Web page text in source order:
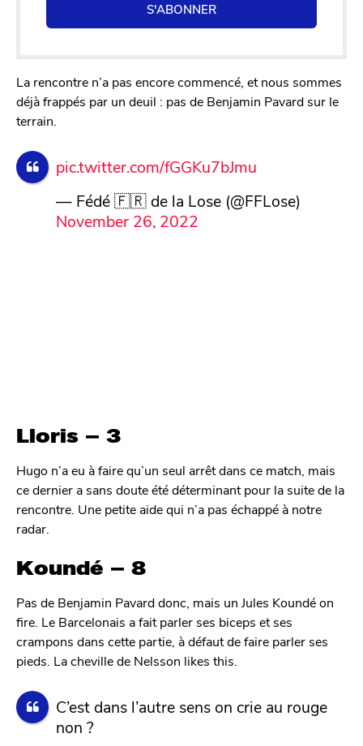
S'ABONNER
La rencontre n’a pas encore commencé, et nous sommes
déjà frappés par un deuil : pas de Benjamin Pavard sur le
terrain.
pic.twitter.com/fGGKu7bJmu
— Fédé 🇫🇷 de la Lose (@FFLose)
November 26, 2022
Lloris – 3
Hugo n’a eu à faire qu’un seul arrêt dans ce match, mais
ce dernier a sans doute été déterminant pour la suite de la
rencontre. Une petite aide qui n’a pas échappé à notre
radar.
Koundé – 8
Pas de Benjamin Pavard donc, mais un Jules Koundé on
fire. Le Barcelonais a fait parler ses biceps et ses
crampons dans cette partie, à défaut de faire parler ses
pieds. La cheville de Nelsson likes this.
C’est dans l’autre sens on crie au rouge
non ?